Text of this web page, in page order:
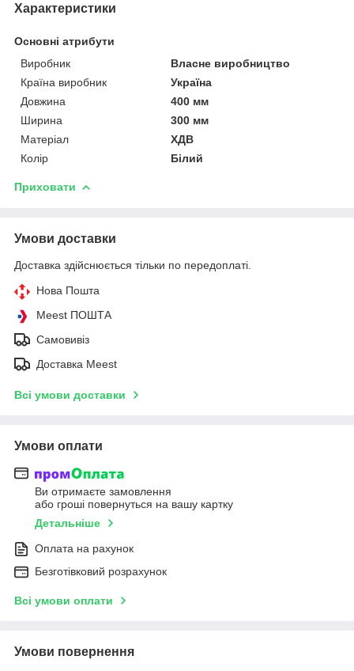
Характеристики
Основні атрибути
Виробник
Власне виробництво
Країна виробник
Україна
Довжина
400 мм
Ширина
300 мм
Матеріал
ХДВ
Колір
Білий
Приховати
Умови доставки
Доставка здійснюється тільки по передоплаті.
Нова Пошта
Meest ПОШТА
Самовивіз
Доставка Meest
Всі умови доставки
Умови оплати
Ви отримаєте замовлення
або гроші повернуться на вашу картку
Детальніше
Оплата на рахунок
Безготівковий розрахунок
Всі умови оплати
Умови повернення